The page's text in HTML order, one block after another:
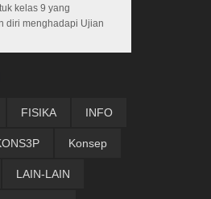
kelas 9 yang
diri menghadapi Ujian
FISIKA INFO
Konsep
LAIN-LAIN